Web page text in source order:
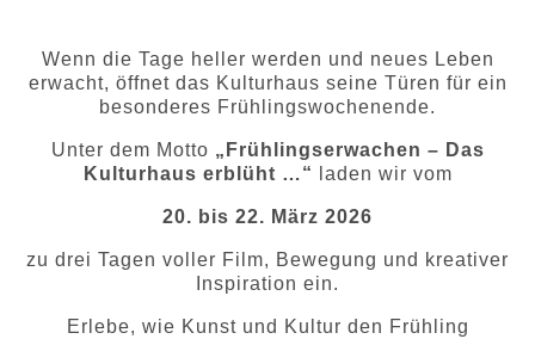
Wenn die Tage heller werden und neues Leben
erwacht, öffnet das Kulturhaus seine Türen für ein
besonderes Frühlingswochenende.
Unter dem Motto „Frühlingserwachen – Das
Kulturhaus erblüht …“ laden wir vom
20. bis 22. März 2026
zu drei Tagen voller Film, Bewegung und kreativer
Inspiration ein.
Erlebe, wie Kunst und Kultur den Frühling